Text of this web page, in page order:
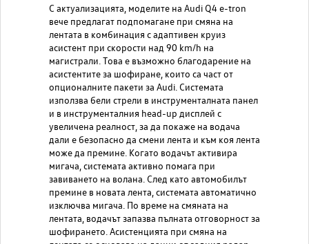
С актуализацията, моделите на Audi Q4 e-tron
вече предлагат подпомагане при смяна на
лентата в комбинация с адаптивен круиз
асистент при скорости над 90 km/h на
магистрали. Това е възможно благодарение на
асистентите за шофиране, които са част от
опционалните пакети за Audi. Системата
използва бели стрели в инструменталната панел
и в инструменталния head-up дисплей с
увеличена реалност, за да покаже на водача
дали е безопасно да смени лента и към коя лента
може да премине. Когато водачът активира
мигача, системата активно помага при
завиването на волана. След като автомобилът
премине в новата лента, системата автоматично
изключва мигача. По време на смяната на
лентата, водачът запазва пълната отговорност за
шофирането. Асистенцията при смяна на